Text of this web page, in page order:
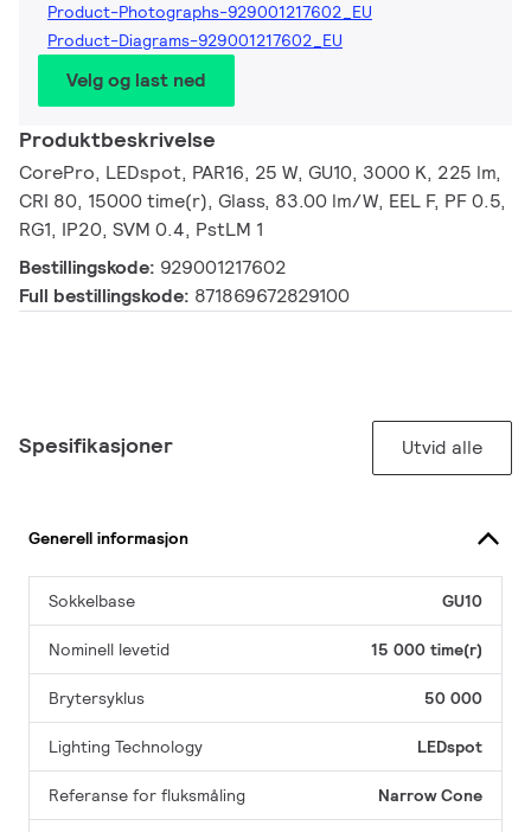
Product-Photographs-929001217602_EU
Product-Diagrams-929001217602_EU
Velg og last ned
Produktbeskrivelse
CorePro, LEDspot, PAR16, 25 W, GU10, 3000 K, 225 lm,
CRI 80, 15000 time(r), Glass, 83.00 lm/W, EEL F, PF 0.5,
RG1, IP20, SVM 0.4, PstLM 1
Bestillingskode: 929001217602
Full bestillingskode: 871869672829100
Spesifikasjoner Utvid alle
Generell informasjon
Sokkelbase GU10
Nominell levetid 15 000 time(r)
Brytersyklus 50 000
Lighting Technology LEDspot
Referanse for fluksmåling Narrow Cone